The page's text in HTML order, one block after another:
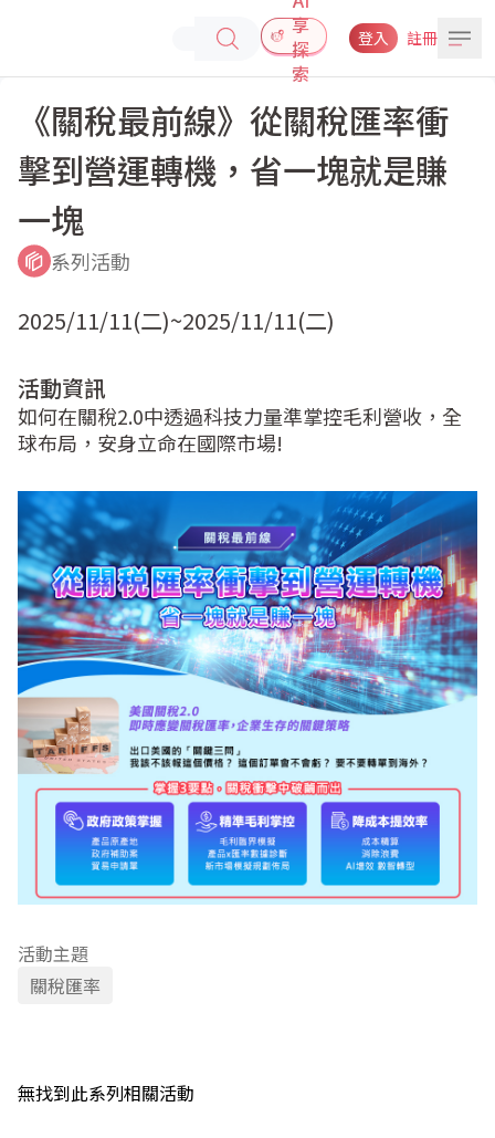
享
探
索
登入 註冊
《關稅最前線》從關稅匯率衝
擊到營運轉機，省一塊就是賺
一塊
系列活動
2025/11/11(二)~2025/11/11(二)
活動資訊
如何在關稅2.0中透過科技力量準掌控毛利營收，全
球布局，安身立命在國際市場!
活動主題
關稅匯率
無找到此系列相關活動